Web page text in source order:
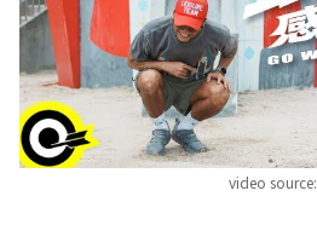
video source: